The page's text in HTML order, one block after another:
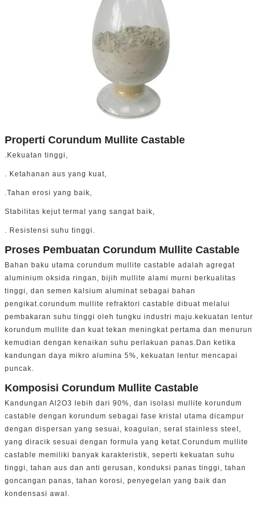
Properti Corundum Mullite Castable
.Kekuatan tinggi,
. Ketahanan aus yang kuat,
.Tahan erosi yang baik,
Stabilitas kejut termal yang sangat baik,
. Resistensi suhu tinggi.
Proses Pembuatan Corundum Mullite Castable
Bahan baku utama corundum mullite castable adalah agregat
aluminium oksida ringan, bijih mullite alami murni berkualitas
tinggi, dan semen kalsium aluminat sebagai bahan
pengikat.corundum mullite refraktori castable dibuat melalui
pembakaran suhu tinggi oleh tungku industri maju.kekuatan lentur
korundum mullite dan kuat tekan meningkat pertama dan menurun
kemudian dengan kenaikan suhu perlakuan panas.Dan ketika
kandungan daya mikro alumina 5%, kekuatan lentur mencapai
puncak.
Komposisi Corundum Mullite Castable
Kandungan Al2O3 lebih dari 90%, dan isolasi mullite korundum
castable dengan korundum sebagai fase kristal utama dicampur
dengan dispersan yang sesuai, koagulan, serat stainless steel,
yang diracik sesuai dengan formula yang ketat.Corundum mullite
castable memiliki banyak karakteristik, seperti kekuatan suhu
tinggi, tahan aus dan anti gerusan, konduksi panas tinggi, tahan
goncangan panas, tahan korosi, penyegelan yang baik dan
kondensasi awal.